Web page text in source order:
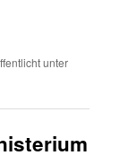
unter